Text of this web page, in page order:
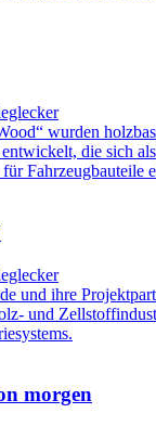
wurden
die sich
Fahrzeugbauteile
und ihre
und
morgen